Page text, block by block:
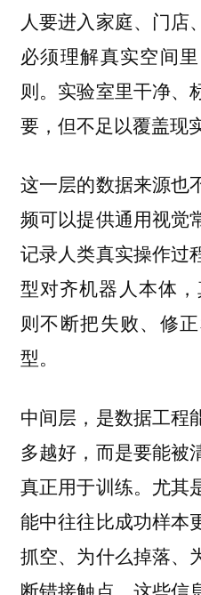
人要进入家庭、门店
必须理解真实空间
则。实验室里干净、
要，但不足以覆盖现
这一层的数据来源也
频可以提供通用视觉
记录人类真实操作过
型对齐机器人本体
则不断把失败、修
型。
中间层，是数据工程
多越好，而是要能被
真正用于训练。尤其
能中往往比成功样本
抓空、为什么掉落、
断错接触点，这些信